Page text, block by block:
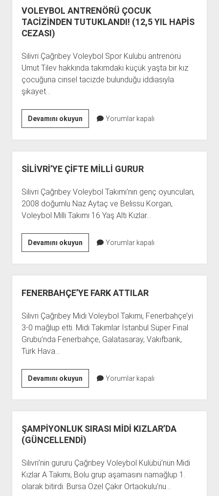
VOLEYBOL ANTRENÖRÜ ÇOCUK
TACİZİNDEN TUTUKLANDI! (12,5 YIL HAPİS
CEZASI)
Silivri Çağrıbey Voleybol Spor Kulübü antrenörü
Umut Tilev hakkında takımdaki küçük yaşta bir kız
çocuğuna cinsel tacizde bulunduğu iddiasıyla
şikayet…
Devamını okuyunVOLEYBOL
ANTRENÖRÜ
ÇOCUK
TACİZİNDEN
TUTUKLANDI!
YIL
HAPİS
CEZASI)
Yorumlar kapalı
SİLİVRİ’YE ÇİFTE MİLLİ GURUR
Silivri Çağrıbey Voleybol Takımı’nın genç oyuncuları,
2008 doğumlu Naz Aytaç ve Belissu Korgan,
Voleybol Milli Takımı 16 Yaş Altı Kızlar…
Devamını okuyunSİLİVRİ’YE
ÇİFTE
MİLLİ
GURUR
Yorumlar kapalı
FENERBAHÇE’YE FARK ATTILAR
Silivri Çağrıbey Midi Voleybol Takımı, Fenerbahçe’yi
3-0 mağlup etti. Midi Takımlar İstanbul Süper Final
Grubu’nda Fenerbahçe, Galatasaray, Vakıfbank,
Türk Hava…
Devamını okuyunFENERBAHÇE’YE
FARK
ATTILAR
Yorumlar kapalı
ŞAMPİYONLUK SIRASI MİDİ KIZLAR’DA
(GÜNCELLENDİ)
Silivri’nin gururu Çağrıbey Voleybol Kulübü’nün Midi
Kızlar A Takımı, Bolu grup aşamasını namağlup 1.
olarak bitirdi. Bursa Özel Çakır Ortaokulu’nu…